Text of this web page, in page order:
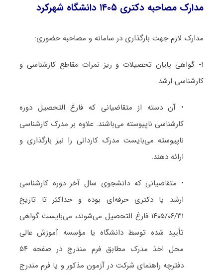
مدارک مصاحبه دکتری ۱۴۰۵ دانشگاه شهرکرد
مدارک لازم جهت بارگذاری در سامانه و مصاحبه حضوری:
۱- گواهی پایان تحصیلات و ریز نمرات مقاطع کارشناسی و
کارشناسی ارشد
• آن دسته از متقاضیانی که فارغ التحصیل دوره
کارشناسی ناپیوسته می‌باشند. علاوه بر مدرک کارشناسی
ناپیوسته می‌بایست مدرک کاردانی را نیز بارگذاری و
ارائه دهند.
• متقاضیانی که دانشجوی سال آخر دوره کارشناسی
ارشد یا دکتری حرفه‌ای بوده و حداکثر تا تاریخ
۱۴۰۵/۰۶/۳۱ فارغ التحصیل می‌شوند، می‌بایست گواهی
تأیید شده توسط دانشگاه یا مؤسسه آموزش عالی
محل اخذ مدرک مطابق فرم مندرج در صفحه ۵۴
دفترچه راهنمای شرکت در آزمون مذکور و یا فرم مندرج